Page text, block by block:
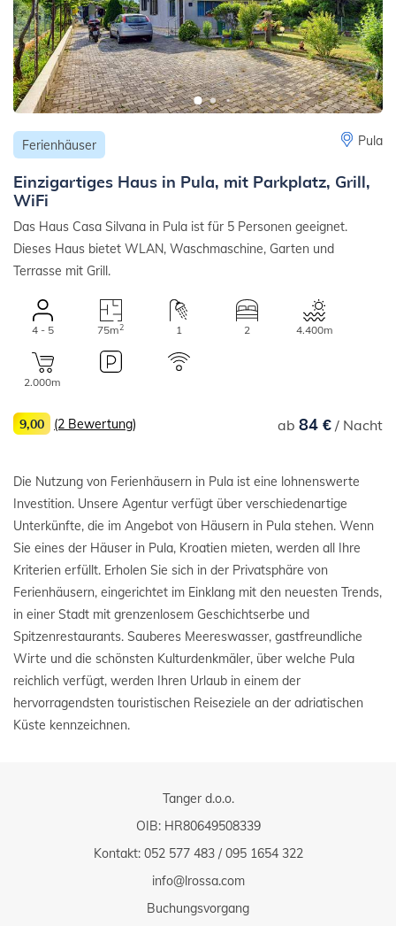
Ferienhäuser Pula
Einzigartiges Haus in Pula, mit Parkplatz, Grill,
WiFi
Das Haus Casa Silvana in Pula ist für 5 Personen geeignet.
Dieses Haus bietet WLAN, Waschmaschine, Garten und
Terrasse mit Grill.
4 - 5 75m2 1 2 4.400m
2.000m
ab 84 €/ Nacht
9,00 (2 Bewertung)
Die Nutzung von Ferienhäusern in Pula ist eine lohnenswerte
Investition. Unsere Agentur verfügt über verschiedenartige
Unterkünfte, die im Angebot von Häusern in Pula stehen. Wenn
Sie eines der Häuser in Pula, Kroatien mieten, werden all Ihre
Kriterien erfüllt. Erholen Sie sich in der Privatsphäre von
Ferienhäusern, eingerichtet im Einklang mit den neuesten Trends,
in einer Stadt mit grenzenlosem Geschichtserbe und
Spitzenrestaurants. Sauberes Meereswasser, gastfreundliche
Wirte und die schönsten Kulturdenkmäler, über welche Pula
reichlich verfügt, werden Ihren Urlaub in einem der
hervorragendsten touristischen Reiseziele an der adriatischen
Küste kennzeichnen.
Tanger d.o.o.
OIB: HR80649508339
Kontakt: 052 577 483/095 1654 322
info@lrossa.com
Buchungsvorgang